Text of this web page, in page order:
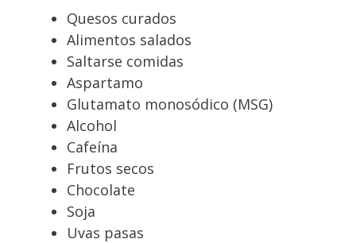
Quesos curados
Alimentos salados
Saltarse comidas
Aspartamo
Glutamato monosódico (MSG)
Alcohol
Cafeína
Frutos secos
Chocolate
Soja
Uvas pasas